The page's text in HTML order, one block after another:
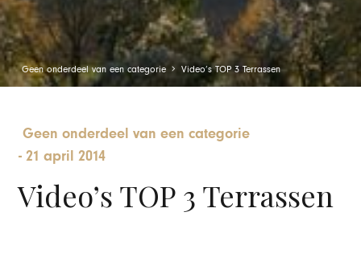
Geen onderdeel van een categorie Video’s TOP 3 Terrassen
Geen onderdeel van een categorie
-21 april 2014
Video’s TOP 3 Terrassen